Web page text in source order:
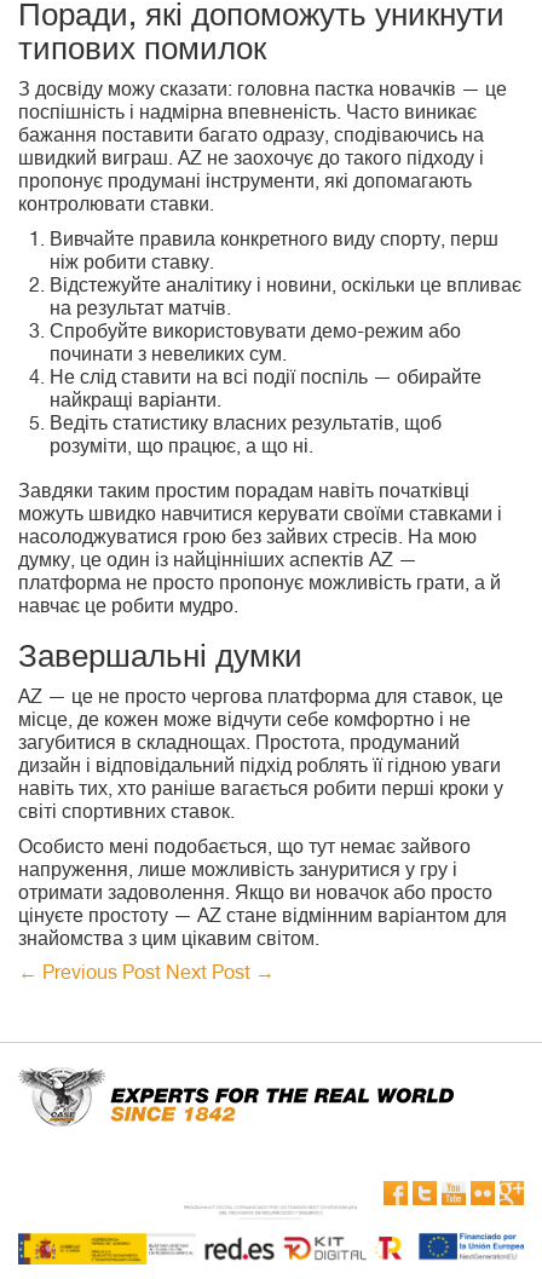
Поради, які допоможуть уникнути
типових помилок
З досвіду можу сказати: головна пастка новачків — це
поспішність і надмірна впевненість. Часто виникає
бажання поставити багато одразу, сподіваючись на
швидкий виграш. AZ не заохочує до такого підходу і
пропонує продумані інструменти, які допомагають
контролювати ставки.
Вивчайте правила конкретного виду спорту, перш
ніж робити ставку.
Відстежуйте аналітику і новини, оскільки це впливає
на результат матчів.
Спробуйте використовувати демо-режим або
починати з невеликих сум.
Не слід ставити на всі події поспіль — обирайте
найкращі варіанти.
Ведіть статистику власних результатів, щоб
розуміти, що працює, а що ні.
Завдяки таким простим порадам навіть початківці
можуть швидко навчитися керувати своїми ставками і
насолоджуватися грою без зайвих стресів. На мою
думку, це один із найцінніших аспектів AZ —
платформа не просто пропонує можливість грати, а й
навчає це робити мудро.
Завершальні думки
AZ — це не просто чергова платформа для ставок, це
місце, де кожен може відчути себе комфортно і не
загубитися в складнощах. Простота, продуманий
дизайн і відповідальний підхід роблять її гідною уваги
навіть тих, хто раніше вагається робити перші кроки у
світі спортивних ставок.
Особисто мені подобається, що тут немає зайвого
напруження, лише можливість зануритися у гру і
отримати задоволення. Якщо ви новачок або просто
цінуєте простоту — AZ стане відмінним варіантом для
знайомства з цим цікавим світом.
← Previous Post Next Post →